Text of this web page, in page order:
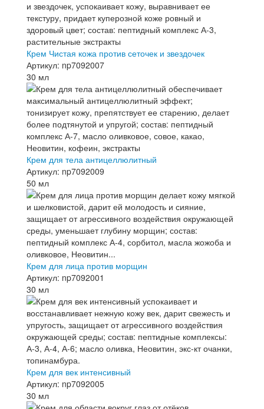
Крем Чистая кожа против сеточек и звездочек
Артикул: np7092007
30 мл
Крем для тела антицеллюлитный
Артикул: np7092009
50 мл
Крем для лица против морщин
Артикул: np7092001
30 мл
Крем для век интенсивный
Артикул: np7092005
30 мл